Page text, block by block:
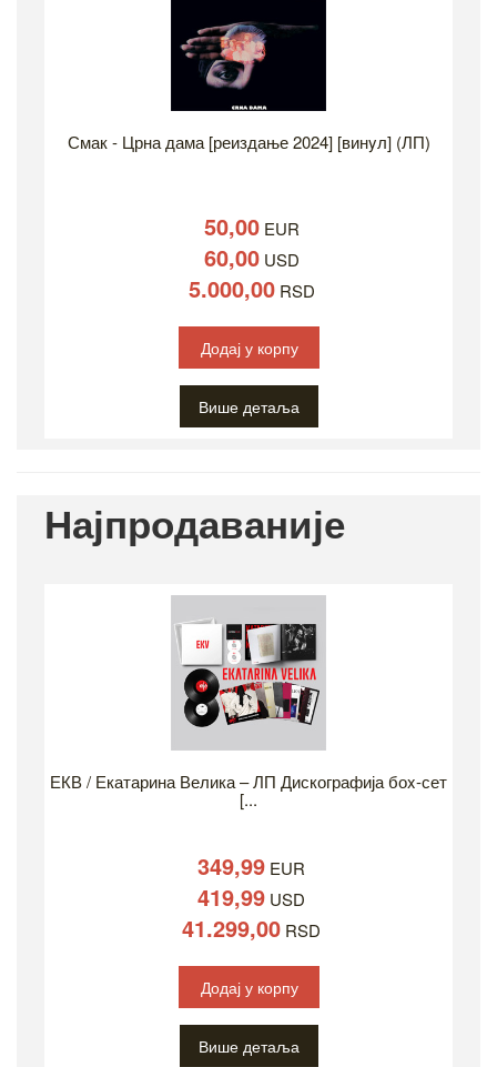
Смак - Црна дама [реиздање 2024] [винyл] (ЛП)
50,00EUR
60,00USD
5.000,00RSD
Додај у корпу
Више детаља
Најпродаваније
ЕКВ / Екатарина Велика – ЛП Дискографија боx-сет
[...
349,99 EUR
419,99 USD
41.299,00 RSD
Додај у корпу
Више детаља